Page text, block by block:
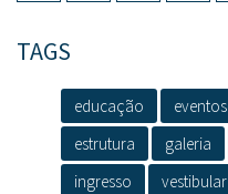
TAGS
educação eventos
estrutura
galeria
ingresso
vestibular